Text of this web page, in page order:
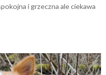
i grzeczna ale ciekawa